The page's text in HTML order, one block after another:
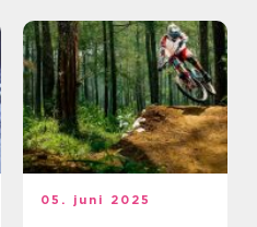
05. juni 2025